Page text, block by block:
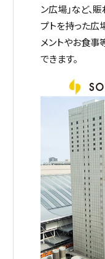
ン広場」など、
プトを持った広
メントやお食事
できます。